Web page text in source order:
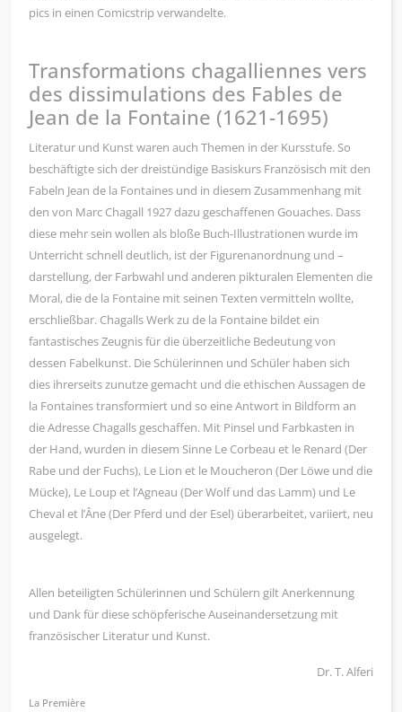
pics in einen Comicstrip verwandelte.
Transformations chagalliennes vers
des dissimulations des Fables de
Jean de la Fontaine (1621-1695)
Literatur und Kunst waren auch Themen in der Kursstufe. So
beschäftigte sich der dreistündige Basiskurs Französisch mit den
Fabeln Jean de la Fontaines und in diesem Zusammenhang mit
den von Marc Chagall 1927 dazu geschaffenen Gouaches. Dass
diese mehr sein wollen als bloße Buch-Illustrationen wurde im
Unterricht schnell deutlich, ist der Figurenanordnung und –
darstellung, der Farbwahl und anderen pikturalen Elementen die
Moral, die de la Fontaine mit seinen Texten vermitteln wollte,
erschließbar. Chagalls Werk zu de la Fontaine bildet ein
fantastisches Zeugnis für die überzeitliche Bedeutung von
dessen Fabelkunst. Die Schülerinnen und Schüler haben sich
dies ihrerseits zunutze gemacht und die ethischen Aussagen de
la Fontaines transformiert und so eine Antwort in Bildform an
die Adresse Chagalls geschaffen. Mit Pinsel und Farbkasten in
der Hand, wurden in diesem Sinne Le Corbeau et le Renard (Der
Rabe und der Fuchs), Le Lion et le Moucheron (Der Löwe und die
Mücke), Le Loup et l’Agneau (Der Wolf und das Lamm) und Le
Cheval et l’Âne (Der Pferd und der Esel) überarbeitet, variiert, neu
ausgelegt.
Allen beteiligten Schülerinnen und Schülern gilt Anerkennung
und Dank für diese schöpferische Auseinandersetzung mit
französischer Literatur und Kunst.
Dr. T. Alferi
La Première